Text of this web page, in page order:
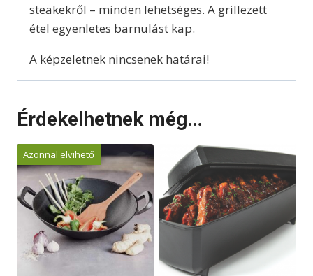
steakekről – minden lehetséges. A grillezett
étel egyenletes barnulást kap.
A képzeletnek nincsenek határai!
Érdekelhetnek még…
Azonnal elvihető